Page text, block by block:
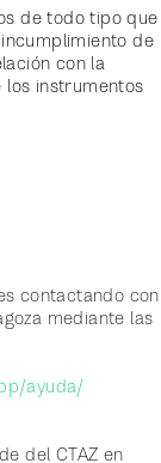
de todo tipo que
de
con la
los instrumentos
contactando con
mediante las
ayuda/
del CTAZ en